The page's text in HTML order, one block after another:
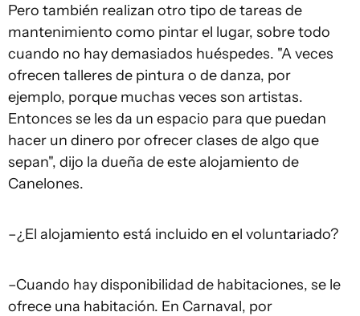
Pero también realizan otro tipo de tareas de
mantenimiento como pintar el lugar, sobre todo
cuando no hay demasiados huéspedes. "A veces
ofrecen talleres de pintura o de danza, por
ejemplo, porque muchas veces son artistas.
Entonces se les da un espacio para que puedan
hacer un dinero por ofrecer clases de algo que
sepan", dijo la dueña de este alojamiento de
Canelones.
–¿El alojamiento está incluido en el voluntariado?
–Cuando hay disponibilidad de habitaciones, se le
ofrece una habitación. En Carnaval, por